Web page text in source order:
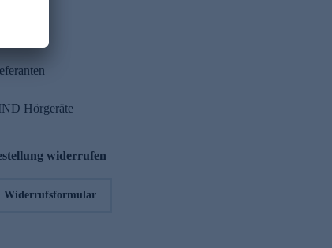
Hörgeräte
widerrufen
Widerrufsformular